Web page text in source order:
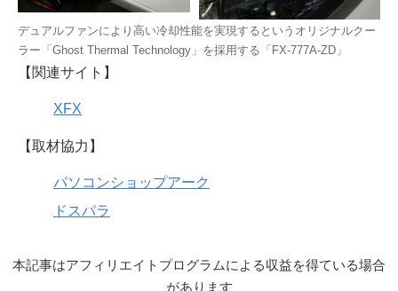
デュアルファンにより高い冷却性能を実現するというオリジナルクー
ラー「Ghost Thermal Technology」を採用する「FX-777A-ZD」
【関連サイト】
XFX
【取材協力】
パソコンショップアーク
ドスパラ
本記事はアフィリエイトプログラムによる収益を得ている場合
があります